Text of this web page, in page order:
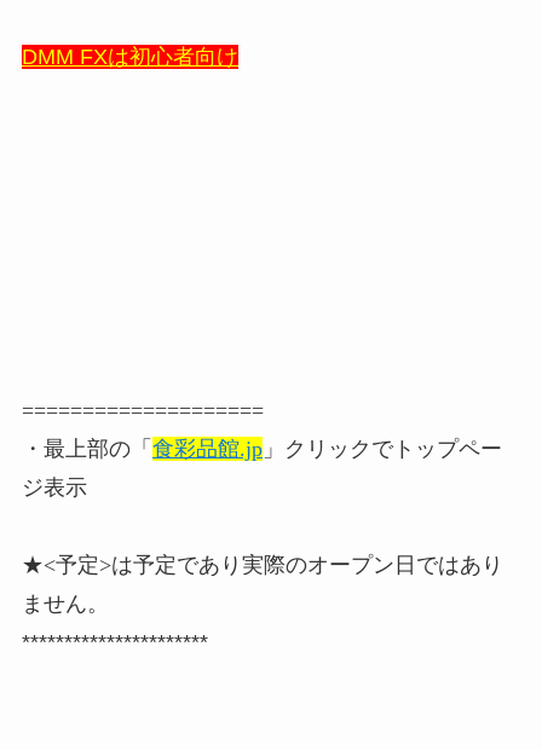
DMM FXは初心者向け
====================
・最上部の「 食彩品館.jp」クリックでトップペー
ジ表示
★<予定>は予定であり実際のオープン日ではあり
ません。
**********************